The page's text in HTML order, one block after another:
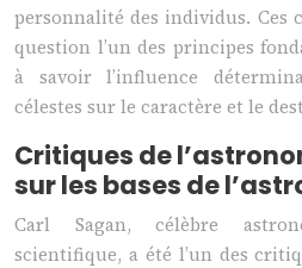
personnalité des individus. Ces
question l’un des principes
à savoir l’influence
célestes sur le caractère et le
Critiques de
sur les bases de
Carl Sagan, célèbre
scientifique, a été l’un des